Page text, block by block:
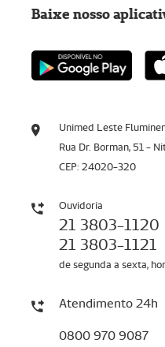
Unimed Leste
Rua Dr. Borman, 51 -
CEP: 24020-320
Ouvidoria
21 3803-1120
21 3803-1121
de segunda a sexta,
Atendimento 24h
0800 970 9087
Baixe nosso